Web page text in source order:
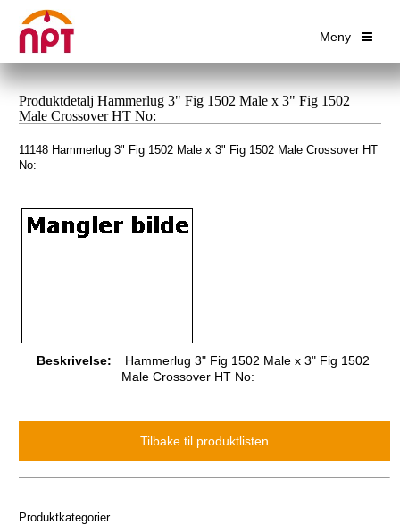
Meny
Produktdetalj Hammerlug 3" Fig 1502 Male x 3" Fig 1502
Male Crossover HT No:
11148 Hammerlug 3" Fig 1502 Male x 3" Fig 1502 Male Crossover HT
No:
Beskrivelse:
Hammerlug 3" Fig 1502 Male x 3" Fig 1502
Male Crossover HT No:
Produktkategorier